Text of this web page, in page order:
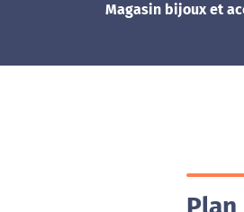
Magasin bijoux et